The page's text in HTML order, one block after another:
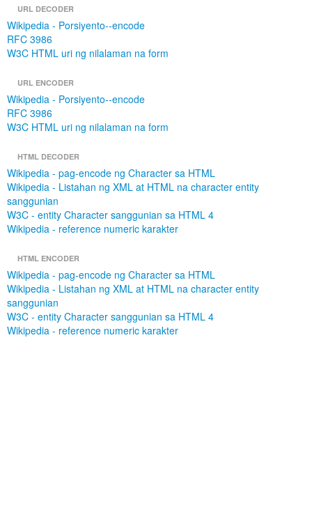
URL DECODER
Wikipedia - Porsiyento--encode
RFC 3986
W3C HTML uri ng nilalaman na form
URL ENCODER
Wikipedia - Porsiyento--encode
RFC 3986
W3C HTML uri ng nilalaman na form
HTML DECODER
Wikipedia - pag-encode ng Character sa HTML
Wikipedia - Listahan ng XML at HTML na character entity
sanggunian
W3C - entity Character sanggunian sa HTML 4
Wikipedia - reference numeric karakter
HTML ENCODER
Wikipedia - pag-encode ng Character sa HTML
Wikipedia - Listahan ng XML at HTML na character entity
sanggunian
W3C - entity Character sanggunian sa HTML 4
Wikipedia - reference numeric karakter